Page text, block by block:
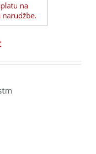
na
narudžbe.